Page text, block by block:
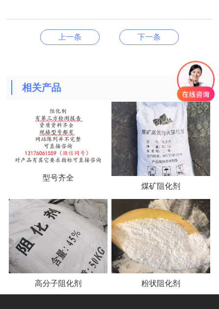
上一条 下一条
相关产品
型号齐全
煤矿阻化剂
高分子阻化剂 粉状阻化剂